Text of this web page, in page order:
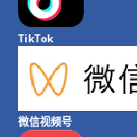
TikTok
微信视频号